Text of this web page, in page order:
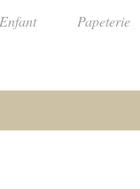
Enfant Papeterie